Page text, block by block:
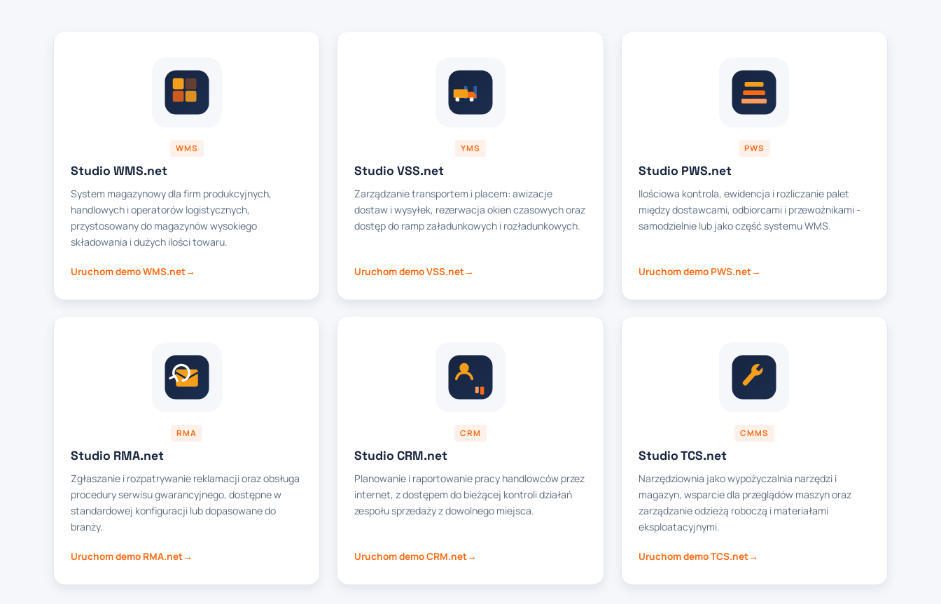
WMS
Studio WMS.net
System magazynowy dla firm produkcyjnych,
handlowych i operatorów logistycznych,
przystosowany do magazynów wysokiego
składowania i dużych ilości towaru.
Uruchom demo WMS.net
YMS
Studio VSS.net
Zarządzanie transportem i placem: awizacje
dostaw i wysyłek, rezerwacja okien czasowych oraz
dostęp do ramp załadunkowych i rozładunkowych.
Uruchom demo VSS.net
PWS
Studio PWS.net
Ilościowa kontrola, ewidencja i rozliczanie palet
między dostawcami, odbiorcami i przewoźnikami -
samodzielnie lub jako część systemu WMS.
Uruchom demo PWS.net
RMA
Studio RMA.net
Zgłaszanie i rozpatrywanie reklamacji oraz obsługa
procedury serwisu gwarancyjnego, dostępne w
standardowej konfiguracji lub dopasowane do
branży.
Uruchom demo RMA.net
CRM
Studio CRM.net
Planowanie i raportowanie pracy handlowców przez
internet, z dostępem do bieżącej kontroli działań
zespołu sprzedaży z dowolnego miejsca.
Uruchom demo CRM.net
CMMS
Studio TCS.net
Narzędziownia jako wypożyczalnia narzędzi i
magazyn, wsparcie dla przeglądów maszyn oraz
zarządzanie odzieżą roboczą i materiałami
eksploatacyjnymi.
Uruchom demo TCS.net